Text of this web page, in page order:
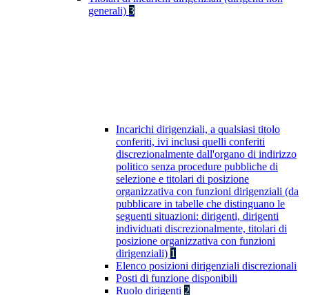
generali) 3
Incarichi dirigenziali, a qualsiasi titolo
conferiti, ivi inclusi quelli conferiti
discrezionalmente dall'organo di indirizzo
politico senza procedure pubbliche di
selezione e titolari di posizione
organizzativa con funzioni dirigenziali (da
pubblicare in tabelle che distinguano le
seguenti situazioni: dirigenti, dirigenti
individuati discrezionalmente, titolari di
posizione organizzativa con funzioni
dirigenziali) 1
Elenco posizioni dirigenziali discrezionali
Posti di funzione disponibili
Ruolo dirigenti 2